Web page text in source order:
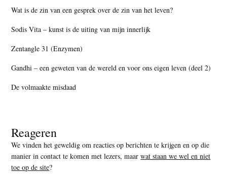
Wat is de zin van een gesprek over de zin van het leven?
Sodis Vita – kunst is de uiting van mijn innerlijk
Zentangle 31 (Enzymen)
Gandhi – een geweten van de wereld en voor ons eigen leven (deel 2)
De volmaakte misdaad
Reageren
We vinden het geweldig om reacties op berichten te krijgen en op die
manier in contact te komen met lezers, maarwat staan we wel en niet
toe op de site?